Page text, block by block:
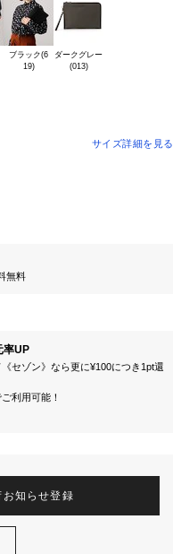
ブラック(6
19)
ダークグレー
(013)
サイズ詳細を見る
無料
率UP
セゾン》なら更に¥100につき1pt還
利用可能！
お知らせ登録